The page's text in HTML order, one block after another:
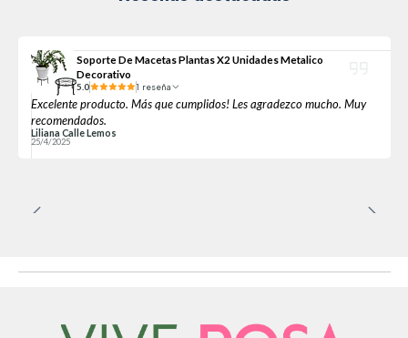
Soporte De Macetas Plantas X2 Unidades Metalico
Decorativo
5.0 1 reseña
Excelente producto. Más que cumplidos! Les agradezco mucho. Muy
recomendados.
Liliana Calle Lemos
25/4/2025